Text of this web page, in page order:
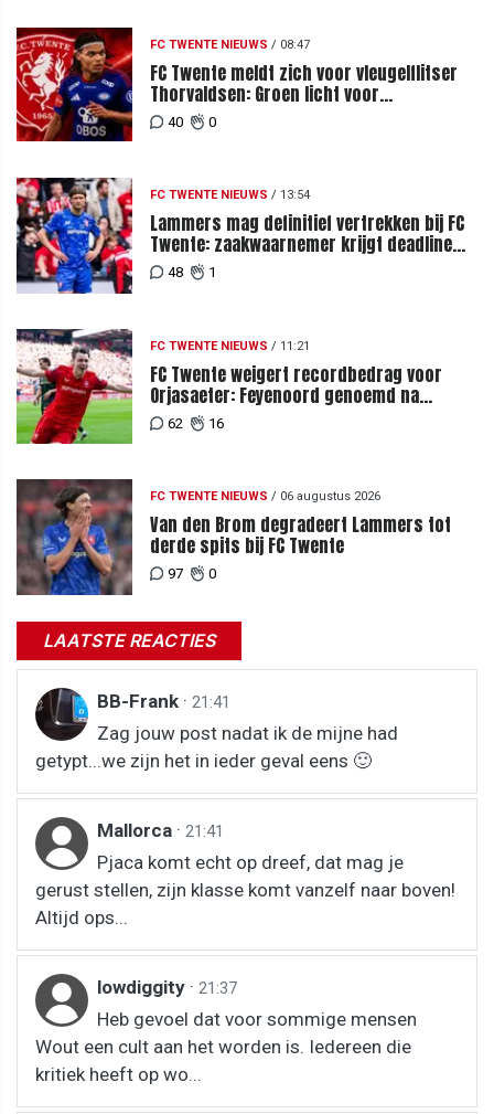
FC TWENTE NIEUWS / 08:47
FC Twente meldt zich voor vleugelflitser
Thorvaldsen: Groen licht voor
miljoenenbod
40 0
FC TWENTE NIEUWS / 13:54
Lammers mag definitief vertrekken bij FC
Twente: zaakwaarnemer krijgt deadline
vanwege komst vervanger
48 1
FC TWENTE NIEUWS / 11:21
FC Twente weigert recordbedrag voor
Orjasaeter: Feyenoord genoemd na
megabod
62 16
FC TWENTE NIEUWS / 06 augustus 2026
Van den Brom degradeert Lammers tot
derde spits bij FC Twente
97 0
LAATSTE REACTIES
BB-Frank · 21:41
Zag jouw post nadat ik de mijne had
getypt...we zijn het in ieder geval eens 🙂
Mallorca · 21:41
Pjaca komt echt op dreef, dat mag je
gerust stellen, zijn klasse komt vanzelf naar boven!
Altijd ops...
lowdiggity · 21:37
Heb gevoel dat voor sommige mensen
Wout een cult aan het worden is. Iedereen die
kritiek heeft op wo...